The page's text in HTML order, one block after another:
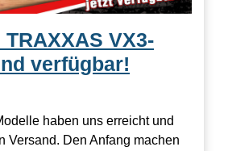
VX3-
verfügbar!
haben uns erreicht und
Versand. Den Anfang machen